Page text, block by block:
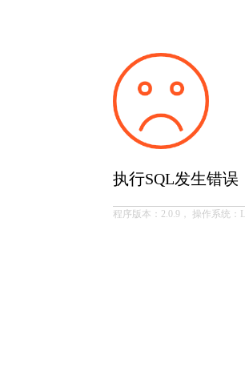
执行SQL发生错误
程序版本：2.0.9， 操作系统：